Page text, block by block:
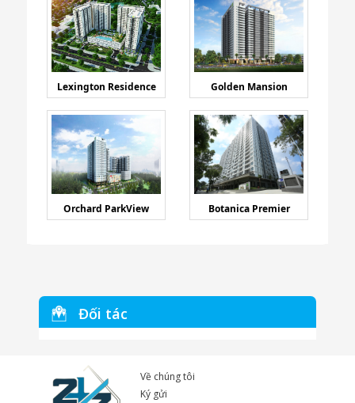
Lexington Residence Golden Mansion
Orchard ParkView Botanica Premier
Đối tác
Về chúng tôi
Ký gửi